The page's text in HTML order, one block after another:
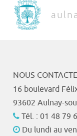
NOUS
16 boulevard
93602 Aulnay-
Tél. : 01 48 79
Du lundi au